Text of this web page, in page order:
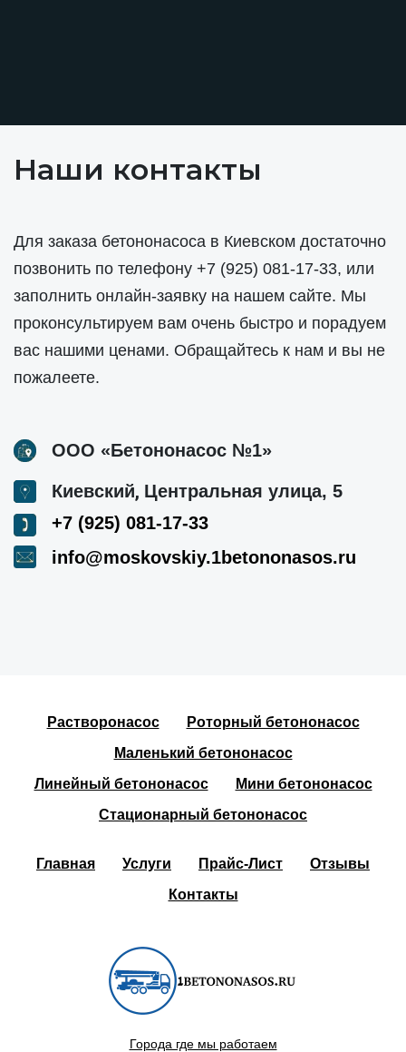
Наши контакты
Для заказа бетононасоса в Киевском достаточно
позвонить по телефону +7 (925) 081-17-33, или
заполнить онлайн-заявку на нашем сайте. Мы
проконсультируем вам очень быстро и порадуем
вас нашими ценами. Обращайтесь к нам и вы не
пожалеете.
ООО «Бетононасос №1»
Киевский, Центральная улица, 5
+7 (925) 081-17-33
info@moskovskiy.1betononasos.ru
Растворонасос
Роторный бетононасос
Маленький бетононасос
Линейный бетононасос
Мини бетононасос
Стационарный бетононасос
Главная Услуги Прайс-Лист
Отзывы
Контакты
Города где мы работаем